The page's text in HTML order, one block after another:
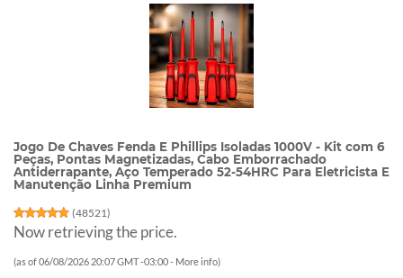
Jogo De Chaves Fenda E Phillips Isoladas 1000V - Kit com 6
Peças, Pontas Magnetizadas, Cabo Emborrachado
Antiderrapante, Aço Temperado 52-54HRC Para Eletricista E
Manutenção Linha Premium
(48521)
Now retrieving the price.
(as of 06/08/2026 20:07 GMT -03:00 - More info)